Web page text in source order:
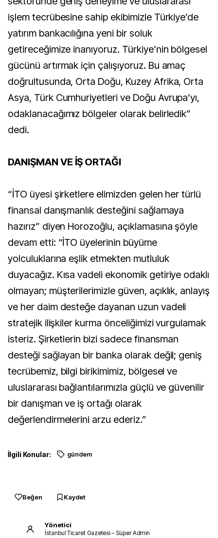
işlem tecrübesine sahip ekibimizle Türkiye’de
yatırım bankacılığına yeni bir soluk
getireceğimize inanıyoruz. Türkiye’nin bölgesel
gücünü artırmak için çalışıyoruz. Bu amaç
doğrultusunda, Orta Doğu, Kuzey Afrika, Orta
Asya, Türk Cumhuriyetleri ve Doğu Avrupa’yı,
odaklanacağımız bölgeler olarak belirledik”
dedi.
DANIŞMAN VE İŞ ORTAĞI
“İTO üyesi şirketlere elimizden gelen her türlü
finansal danışmanlık desteğini sağlamaya
hazırız” diyen Horozoğlu, açıklamasına şöyle
devam etti: “İTO üyelerinin büyüme
yolculuklarına eşlik etmekten mutluluk
duyacağız. Kısa vadeli ekonomik getiriye odaklı
olmayan; müşterilerimizle güven, açıklık, anlayış
ve her daim desteğe dayanan uzun vadeli
stratejik ilişkiler kurma önceliğimizi vurgulamak
isteriz. Şirketlerin bizi sadece finansman
desteği sağlayan bir banka olarak değil; geniş
tecrübemiz, bilgi birikimimiz, bölgesel ve
uluslararası bağlantılarımızla güçlü ve güvenilir
bir danışman ve iş ortağı olarak
değerlendirmelerini arzu ederiz.”
İlgili Konular: gündem
Beğen Kaydet
Yönetici
İstanbul Ticaret Gazetesi – Süper Admin